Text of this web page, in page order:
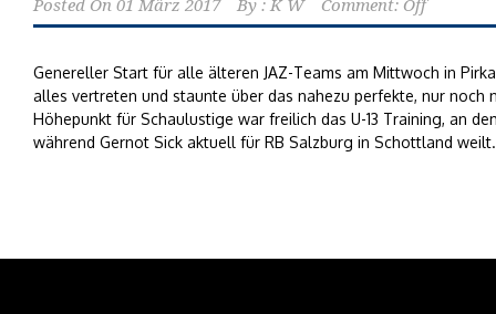
Posted On 01 März 2017 By : K W Comment: Off
Genereller Start für alle älteren JAZ-Teams am Mittwoch in
alles vertreten und staunte über das nahezu perfekte, nur noch
Höhepunkt für Schaulustige war freilich das U-13 Training, an
während Gernot Sick aktuell für RB Salzburg in Schottland weilt.